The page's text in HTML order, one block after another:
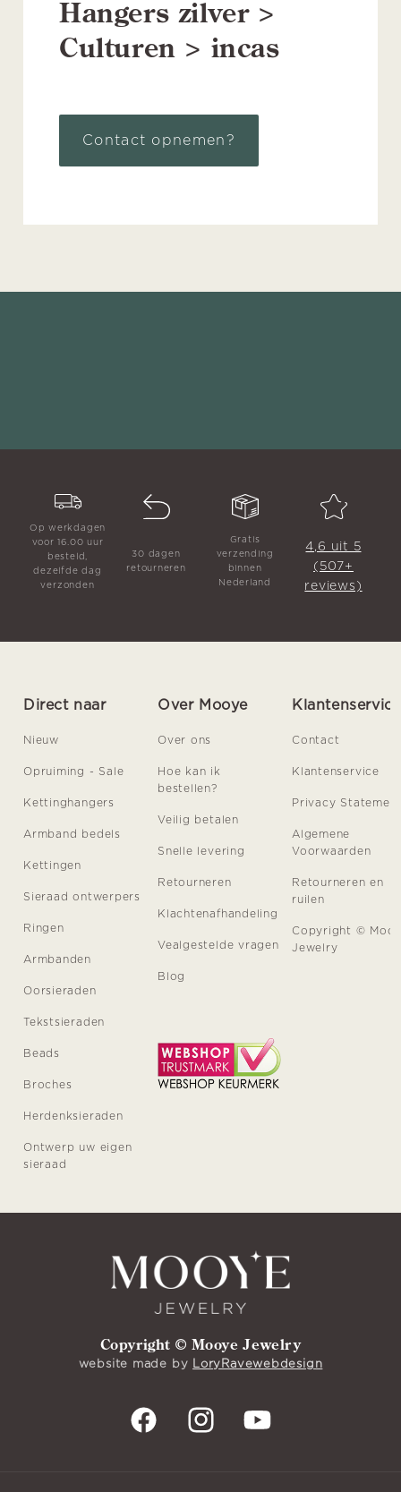
Hangers zilver >
Culturen > incas
Contact opnemen?
Op werkdagen
voor 16.00 uur
besteld,
dezelfde dag
verzonden
30 dagen
retourneren
Gratis
verzending
binnen
Nederland
4,6 uit 5
(507+
reviews)
Direct naar
Nieuw
Opruiming - Sale
Kettinghangers
Armband bedels
Kettingen
Sieraad ontwerpers
Ringen
Armbanden
Oorsieraden
Tekstsieraden
Beads
Broches
Herdenksieraden
Ontwerp uw eigen
sieraad
Over Mooye
Over ons
Hoe kan ik
bestellen?
Veilig betalen
Snelle levering
Retourneren
Klachtenafhandeling
Vealgestelde vragen
Blog
Klantenservice
Contact
Klantenservice
Privacy
Algemene
Voorwaarden
Retourneren en
ruilen
Copyright ©
Jewelry
Copyright © Mooye Jewelry
website made by LoryRavewebdesign
FacebookInstagramYouTube